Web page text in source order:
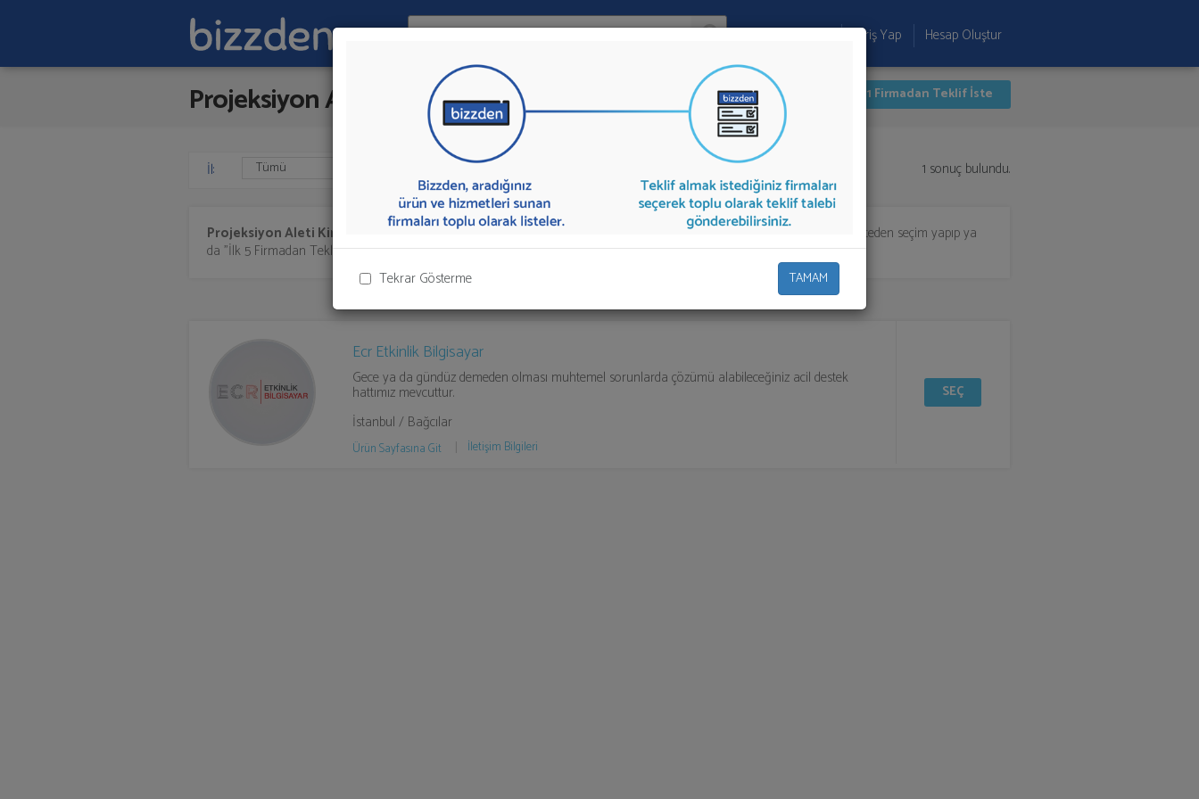
Tekrar Gösterme TAMAM
Ara:
Firma Ekle Giriş Yap Hesap Oluştur
Projeksiyon Aleti Kiralama İlk 1 Firmadan Teklif İste
İl: 1 sonuç bulundu.
Projeksiyon Aleti Kiralama sunan firmalar aşağıda listelenmektedir. Projeksiyon Aleti Kiralamateklifi almak için listeden seçim yapıp ya
da "İlk 5 Firmadan Teklif İste" kısmından toplu olarak teklif talebinizi firmalara aktarabilirsiniz.
Ecr Etkinlik Bilgisayar
Gece ya da gündüz demeden olması muhtemel sorunlarda çözümü alabileceğiniz acil destek
hattımız mevcuttur.
İstanbul / Bağcılar
Ürün Sayfasına Git İletişim Bilgileri
SEÇ